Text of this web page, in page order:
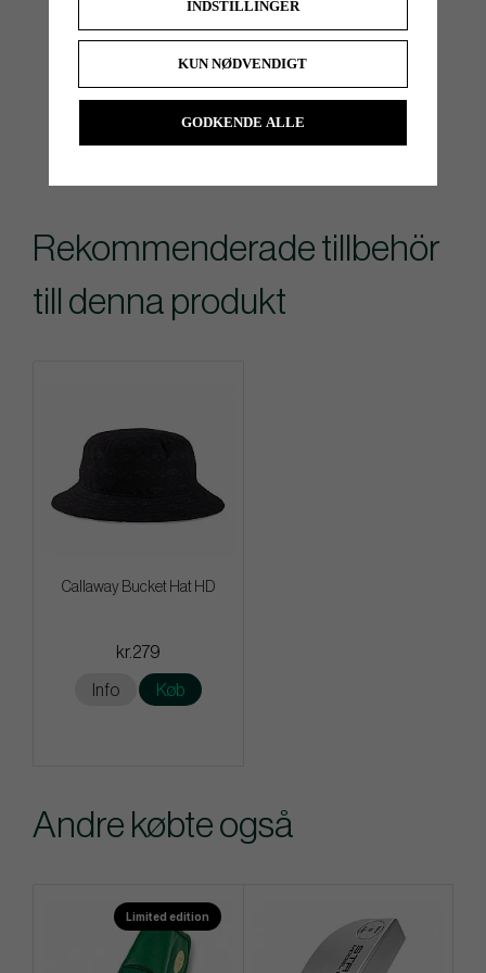
Rekommenderade tillbehör
till denna produkt
Callaway Bucket Hat HD
kr.279
Info Køb
Andre købte også
Limited edition
INDSTILLINGER
KUN NØDVENDIGT
GODKENDE ALLE